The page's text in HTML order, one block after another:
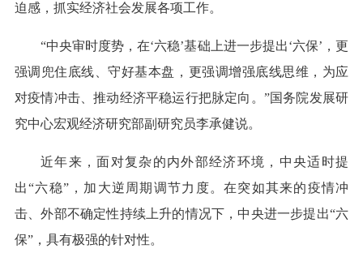
迫感，抓实经济社会发展各项工作。
“中央审时度势，在‘六稳’基础上进一步提出‘六保’，更
强调兜住底线、守好基本盘，更强调增强底线思维，为应
对疫情冲击、推动经济平稳运行把脉定向。”国务院发展研
究中心宏观经济研究部副研究员李承健说。
近年来，面对复杂的内外部经济环境，中央适时提
出“六稳”，加大逆周期调节力度。在突如其来的疫情冲
击、外部不确定性持续上升的情况下，中央进一步提出“六
保”，具有极强的针对性。